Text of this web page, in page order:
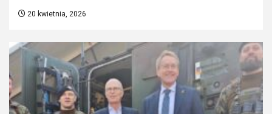
20 kwietnia, 2026